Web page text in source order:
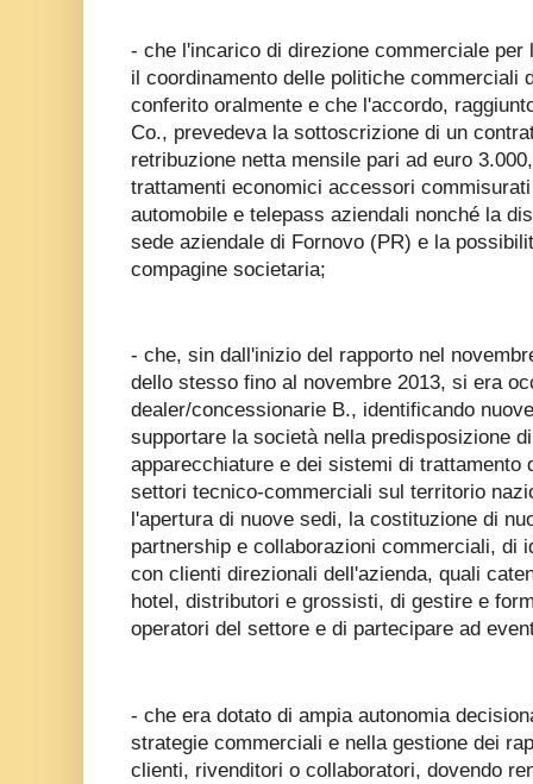
- che l'incarico di direzione commerciale per
il coordinamento delle politiche commerciali
conferito oralmente e che l'accordo,
Co., prevedeva la sottoscrizione di un
retribuzione netta mensile pari ad euro
trattamenti economici accessori
automobile e telepass aziendali nonché la
sede aziendale di Fornovo (PR) e la
compagine societaria;
- che, sin dall'inizio del rapporto nel
dello stesso fino al novembre 2013, si era
dealer/concessionarie B., identificando
supportare la società nella predisposizione
apparecchiature e dei sistemi di trattamento
settori tecnico-commerciali sul territorio
l'apertura di nuove sedi, la costituzione di
partnership e collaborazioni commerciali, di
con clienti direzionali dell'azienda, quali
hotel, distributori e grossisti, di gestire e
operatori del settore e di partecipare ad
- che era dotato di ampia autonomia
strategie commerciali e nella gestione dei
clienti, rivenditori o collaboratori, dovendo